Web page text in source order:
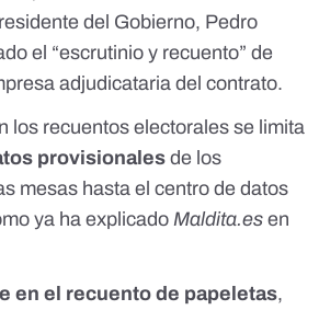
https://youtu.be/6i12FVujAnw #VienePucherazo
del Gobierno, Pedro
el “escrutinio y recuento” de
adjudicataria del contrato.
los recuentos electorales se limita
provisionales de los
mesas hasta el centro de datos
ya ha explicado Maldita.es en
en el recuento de papeletas,